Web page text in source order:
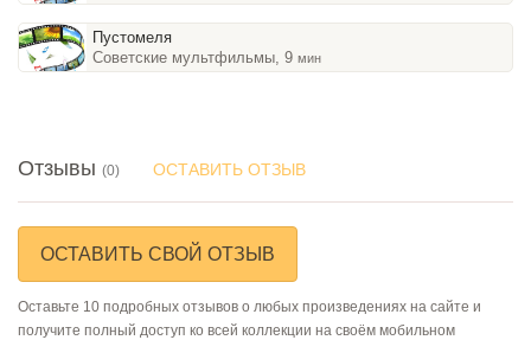
Пустомеля
Советские мультфильмы, 9мин
Отзывы (0) ОСТАВИТЬ ОТЗЫВ
ОСТАВИТЬ СВОЙ ОТЗЫВ
Оставьте 10 подробных отзывов о любых произведениях на сайте и
получите полный доступ ко всей коллекции на своём мобильном